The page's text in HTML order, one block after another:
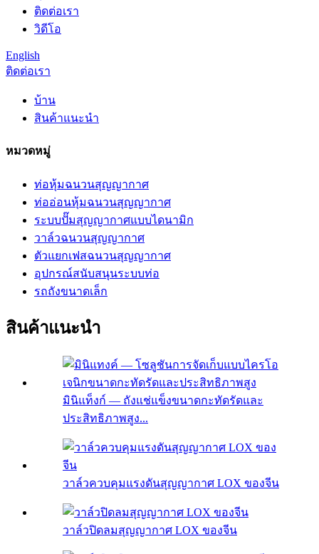
ติดต่อเรา
วิดีโอ
English
ติดต่อเรา
บ้าน
สินค้าแนะนำ
หมวดหมู่
ท่อหุ้มฉนวนสุญญากาศ
ท่ออ่อนหุ้มฉนวนสุญญากาศ
ระบบปั๊มสุญญากาศแบบไดนามิก
วาล์วฉนวนสุญญากาศ
ตัวแยกเฟสฉนวนสุญญากาศ
อุปกรณ์สนับสนุนระบบท่อ
รถถังขนาดเล็ก
สินค้าแนะนำ
มินิแท็งก์ — ถังแช่แข็งขนาดกะทัดรัดและ
ประสิทธิภาพสูง...
วาล์วควบคุมแรงดันสุญญากาศ LOX ของจีน
วาล์วปิดลมสุญญากาศ LOX ของจีน